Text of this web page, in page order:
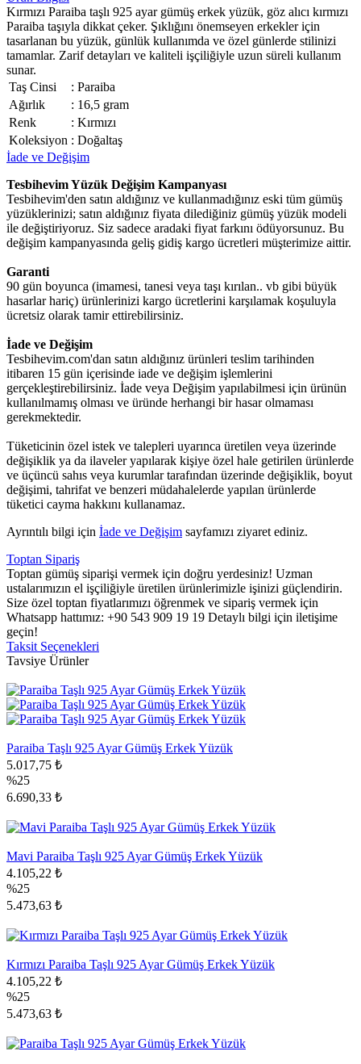
Kırmızı Paraiba taşlı 925 ayar gümüş erkek yüzük, göz alıcı kırmızı
Paraiba taşıyla dikkat çeker. Şıklığını önemseyen erkekler için
tasarlanan bu yüzük, günlük kullanımda ve özel günlerde stilinizi
tamamlar. Zarif detayları ve kaliteli işçiliğiyle uzun süreli kullanım
sunar.
Taş Cinsi
: Paraiba
Ağırlık
: 16,5 gram
Renk
: Kırmızı
Koleksiyon : Doğaltaş
İade ve Değişim
Tesbihevim Yüzük Değişim Kampanyası
Tesbihevim'den satın aldığınız ve kullanmadığınız eski tüm gümüş
yüzüklerinizi; satın aldığınız fiyata dilediğiniz gümüş yüzük modeli
ile değiştiriyoruz. Siz sadece aradaki fiyat farkını ödüyorsunuz. Bu
değişim kampanyasında geliş gidiş kargo ücretleri müşterimize aittir.
Garanti
90 gün boyunca (imamesi, tanesi veya taşı kırılan.. vb gibi büyük
hasarlar hariç) ürünlerinizi kargo ücretlerini karşılamak koşuluyla
ücretsiz olarak tamir ettirebilirsiniz.
İade ve Değişim
Tesbihevim.com'dan satın aldığınız ürünleri teslim tarihinden
itibaren 15 gün içerisinde iade ve değişim işlemlerini
gerçekleştirebilirsiniz. İade veya Değişim yapılabilmesi için ürünün
kullanılmamış olması ve üründe herhangi bir hasar olmaması
gerekmektedir.
Tüketicinin özel istek ve talepleri uyarınca üretilen veya üzerinde
değişiklik ya da ilaveler yapılarak kişiye özel hale getirilen ürünlerde
ve üçüncü sahıs veya kurumlar tarafından üzerinde değişiklik, boyut
değişimi, tahrifat ve benzeri müdahalelerde yapılan ürünlerde
tüketici cayma hakkını kullanamaz.
Ayrıntılı bilgi için İade ve Değişim sayfamızı ziyaret ediniz.
Toptan Sipariş
Toptan gümüş siparişi vermek için doğru yerdesiniz! Uzman
ustalarımızın el işçiliğiyle üretilen ürünlerimizle işinizi güçlendirin.
Size özel toptan fiyatlarımızı öğrenmek ve sipariş vermek için
Whatsapp hattımız: +90 543 909 19 19 Detaylı bilgi için iletişime
geçin!
Taksit Seçenekleri
Tavsiye Ürünler
Paraiba Taşlı 925 Ayar Gümüş Erkek Yüzük
5.017,75 ₺
%25
6.690,33 ₺
Mavi Paraiba Taşlı 925 Ayar Gümüş Erkek Yüzük
4.105,22 ₺
%25
5.473,63 ₺
Kırmızı Paraiba Taşlı 925 Ayar Gümüş Erkek Yüzük
4.105,22 ₺
%25
5.473,63 ₺